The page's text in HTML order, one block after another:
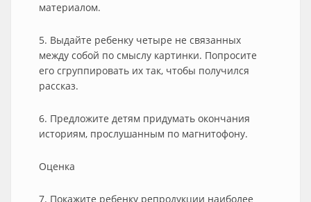
материалом.
5. Выдайте ребенку четыре не связанных
между собой по смыслу картинки. Попросите
его сгруппировать их так, чтобы получился
рассказ.
6. Предложите детям придумать окончания
историям, прослушанным по магнитофону.
Оценка
7. Покажите ребенку репродукции наиболее